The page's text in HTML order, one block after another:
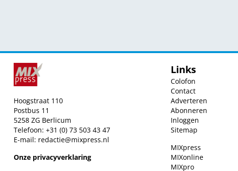
Hoogstraat 110
Postbus 11
5258 ZG Berlicum
Telefoon: +31 (0) 73 503 43 47
E-mail: redactie@mixpress.nl
Onze privacyverklaring
Links
Colofon
Contact
Adverteren
Abonneren
Inloggen
Sitemap
MIXpress
MIXonline
MIXpro